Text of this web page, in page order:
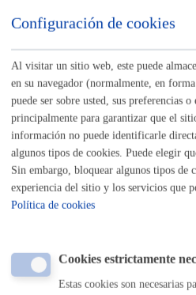
Actividades relacionadas
Cooperación, Derechos
Diversidad Cultural
Entrega de dibujos: Certamen
Derechos Humanos
Inscripciones: actividades
Derechos Humanos y Diversidad
Configuración de cookies
Al visitar un sitio web, este puede
en su navegador (normalmente, en
puede ser sobre usted, sus preferencias
principalmente para garantizar que el
información no puede identificarle
algunos tipos de cookies. Puede elegir
Sin embargo, bloquear algunos tipos de
experiencia del sitio y los servicios que
Política de cookies
Cookies estrictamente
Estas cookies son necesarias